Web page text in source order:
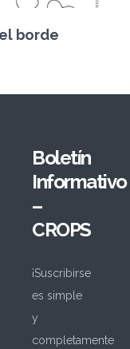
borde
Boletín
Informativo
–
CROPS
¡Suscribirse
es simple
y
completamente